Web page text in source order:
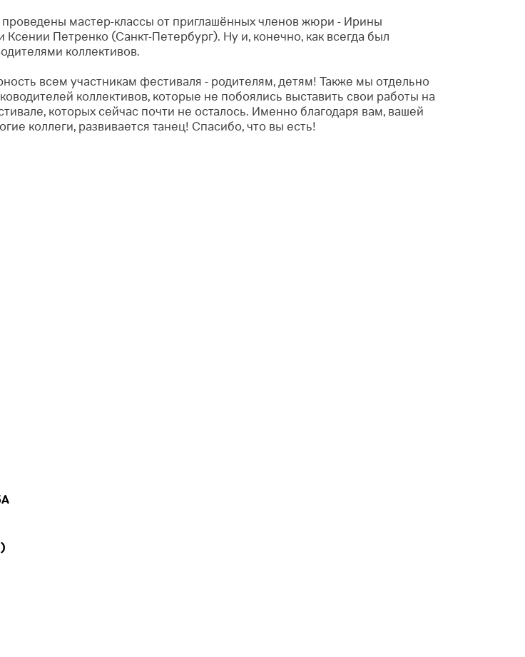
мастер-классы от приглашённых членов жюри - Ирины
Петренко (Санкт-Петербург). Ну и, конечно, как всегда был
коллективов.
всем участникам фестиваля - родителям, детям! Также мы отдельно
коллективов, которые не побоялись выставить свои работы на
которых сейчас почти не осталось. Именно благодаря вам, вашей
коллеги, развивается танец! Спасибо, что вы есть!